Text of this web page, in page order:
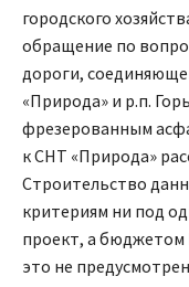
городского
обращение по
дороги,
«Природа» и р.п.
фрезерованным
к СНТ «Природа»
Строительство
критериям ни под
проект, а бюджетом
это не